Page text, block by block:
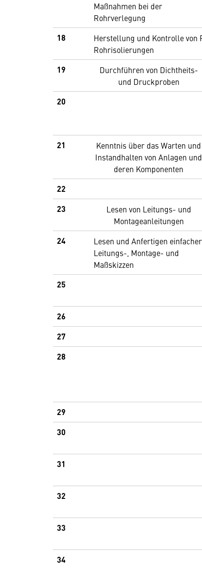
Maßnahmen bei der
Rohrverlegung
18
Herstellung und Kontrolle von
Rohrisolierungen
19
Durchführen von Dichtheits-
und Druckproben
20
21
Kenntnis über das Warten und
Instandhalten von Anlagen und
deren Komponenten
22
23
Lesen von Leitungs- und
Montageanleitungen
24
Lesen und Anfertigen einfacher
Leitungs-, Montage- und
Maßskizzen
25
26
27
28
29
30
31
32
33
34